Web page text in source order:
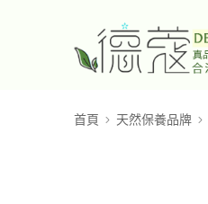
首頁 天然保養品牌